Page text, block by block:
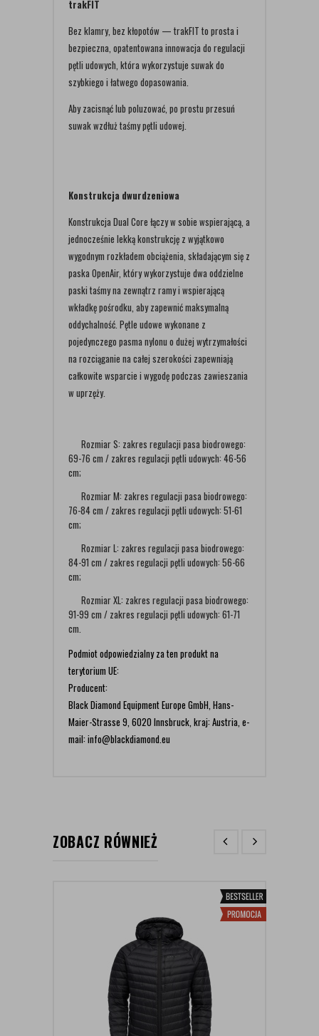
trakFIT
Bez klamry, bez kłopotów — trakFIT to prosta i
bezpieczna, opatentowana innowacja do regulacji
pętli udowych, która wykorzystuje suwak do
szybkiego i łatwego dopasowania.
Aby zacisnąć lub poluzować, po prostu przesuń
suwak wzdłuż taśmy pętli udowej.
Konstrukcja dwurdzeniowa
Konstrukcja Dual Core łączy w sobie wspierającą, a
jednocześnie lekką konstrukcję z wyjątkowo
wygodnym rozkładem obciążenia, składającym się z
paska OpenAir, który wykorzystuje dwa oddzielne
paski taśmy na zewnątrz ramy i wspierającą
wkładkę pośrodku, aby zapewnić maksymalną
oddychalność. Pętle udowe wykonane z
pojedynczego pasma nylonu o dużej wytrzymałości
na rozciąganie na całej szerokości zapewniają
całkowite wsparcie i wygodę podczas zawieszania
w uprzęży.
Rozmiar S: zakres regulacji pasa biodrowego:
69-76 cm / zakres regulacji pętli udowych: 46-56
cm;
Rozmiar M: zakres regulacji pasa biodrowego:
76-84 cm / zakres regulacji pętli udowych: 51-61
cm;
Rozmiar L: zakres regulacji pasa biodrowego:
84-91 cm / zakres regulacji pętli udowych: 56-66
cm;
Rozmiar XL: zakres regulacji pasa biodrowego:
91-99 cm / zakres regulacji pętli udowych: 61-71
cm.
Podmiot odpowiedzialny za ten produkt na
terytorium UE:
Producent:
Black Diamond Equipment Europe GmbH, Hans-
Maier-Strasse 9, 6020 Innsbruck, kraj: Austria, e-
mail: info@blackdiamond.eu
ZOBACZ RÓWNIEŻ